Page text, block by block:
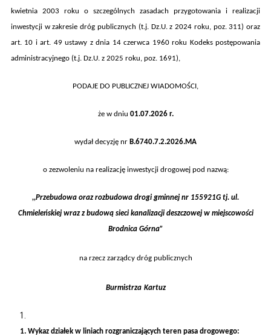
kwietnia 2003 roku o szczególnych zasadach przygotowania i realizacji
inwestycji w zakresie dróg publicznych (t.j. Dz.U. z 2024 roku, poz.311) oraz
art. 10 i art. 49 ustawy z dnia 14 czerwca 1960 roku Kodeks postępowania
administracyjnego (t.j. Dz.U. z 2025 roku, poz. 1691),
PODAJE DO PUBLICZNEJ WIADOMOŚCI,
że w dniu 01.07.2026r.
wydał decyzję nr B.6740.7.2.2026.MA
o zezwoleniu na realizację inwestycji drogowej pod nazwą:
,,Przebudowa oraz rozbudowa drogi gminnej nr 155921G tj. ul.
Chmieleńskiej wraz z budową sieci kanalizacji deszczowej w miejscowości
Brodnica Górna”
na rzecz zarządcy dróg publicznych
Burmistrza Kartuz
1. Wykaz działek w liniach rozgraniczających teren pasa drogowego: